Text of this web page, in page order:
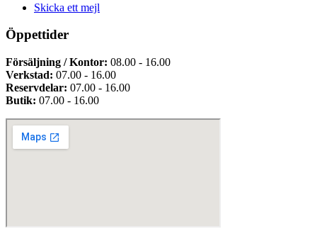
Skicka ett mejl
Öppettider
Försäljning / Kontor: 08.00 - 16.00
Verkstad: 07.00 - 16.00
Reservdelar: 07.00 - 16.00
Butik: 07.00 - 16.00